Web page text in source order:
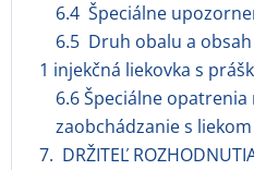
6.4 Špeciálne
6.5 Druh obalu a
1 injekčná liekovka s
6.6 Špeciálne
zaobchádzanie s liekom
7. DRŽITEĽ